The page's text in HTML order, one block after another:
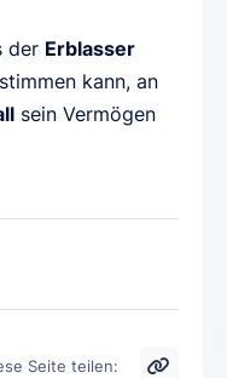
der Erblasser
kann, an
sein Vermögen
Seite teilen: